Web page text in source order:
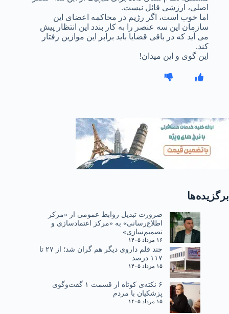
اصلی، ارزشی قائل نیست.
اما خوب است، اگر رژیم در محاکمه اعضای این
سازمان این سه عنصر را به کار بندد این انتظار پیش
می آید که در باقی قضایا باید برابر این موازین رفتار
کند.
این گوی و این میدان!
برگزیده‌ها
ضرورت تبدیل روابط عمومی از «مرکز
اطلاع‌رسانی» به «مرکز اعتمادسازی و
تصمیم‌سازی»
۱۶ مرداد ۱۴۰۵
چند قلم داروی دیگر هم گران شد؛ از ۲۷ تا
۱۱۷ درصد
۱۵ مرداد ۱۴۰۵
۶ نکته‌ی کوتاه از قسمت ۱ گفت‌وگوی
پزشکیان با مردم
۱۵ مرداد ۱۴۰۵